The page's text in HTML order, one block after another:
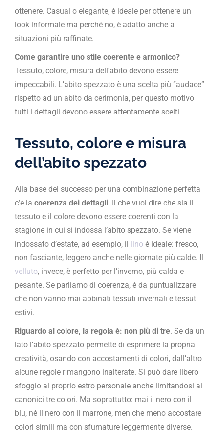
ottenere. Casual o elegante, è ideale per ottenere un
look informale ma perché no, è adatto anche a
situazioni più raffinate.
Come garantire uno stile coerente e armonico?
Tessuto, colore, misura dell’abito devono essere
impeccabili. L’abito spezzato è una scelta più “audace”
rispetto ad un abito da cerimonia, per questo motivo
tutti i dettagli devono essere attentamente scelti.
Tessuto, colore e misura
dell’abito spezzato
Alla base del successo per una combinazione perfetta
c’è la coerenza dei dettagli. Il che vuol dire che sia il
tessuto e il colore devono essere coerenti con la
stagione in cui si indossa l’abito spezzato. Se viene
indossato d’estate, ad esempio, il
lino è ideale: fresco,
non fasciante, leggero anche nelle giornate più calde. Il
velluto, invece, è perfetto per l’inverno, più calda e
pesante. Se parliamo di coerenza, è da puntualizzare
che non vanno mai abbinati tessuti invernali e tessuti
estivi.
Riguardo al colore, la regola è: non più di tre. Se da un
lato l’abito spezzato permette di esprimere la propria
creatività, osando con accostamenti di colori, dall’altro
alcune regole rimangono inalterate. Si può dare libero
sfoggio al proprio estro personale anche limitandosi ai
canonici tre colori. Ma soprattutto: mai il nero con il
blu, né il nero con il marrone, men che meno accostare
colori simili ma con sfumature leggermente diverse.